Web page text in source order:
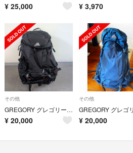
¥ 25,000 ¥ 3,970
その他
GREGORY グレゴリー KATMAI 55 カトマイ 55 55L MD/…
¥ 20,000
その他
¥ 20,000